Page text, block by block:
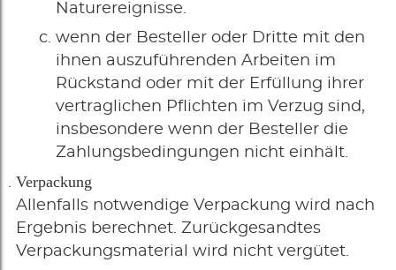
Naturereignisse.
wenn der Besteller oder Dritte mit den
ihnen auszuführenden Arbeiten im
Rückstand oder mit der Erfüllung ihrer
vertraglichen Pflichten im Verzug sind,
insbesondere wenn der Besteller die
Zahlungsbedingungen nicht einhält.
Verpackung
Allenfalls notwendige Verpackung wird nach
Ergebnis berechnet. Zurückgesandtes
Verpackungsmaterial wird nicht vergütet.